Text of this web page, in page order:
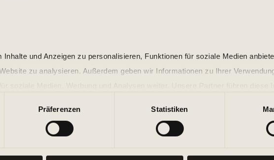
und Anzeigen zu personalisieren, Funktionen für soziale Medien
zu analysieren. Außerdem geben wir Informationen zu Ihrer
Präferenzen Statistiken